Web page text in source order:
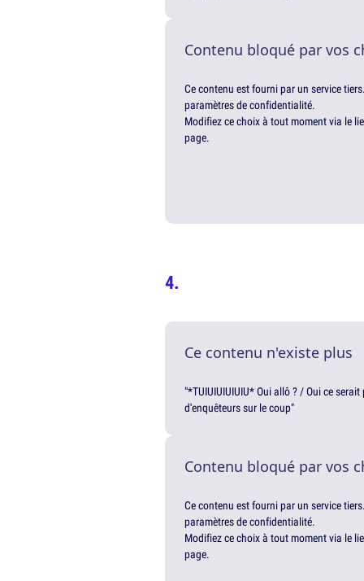
Contenu bloqué par vos
Ce contenu est fourni par un service
paramètres de confidentialité.
Modifiez ce choix à tout moment via le
page.
Ce contenu n'existe plus
"*TUIUIUIUIUIU* Oui allô ? / Oui ce
d'enquêteurs sur le coup"
Contenu bloqué par vos
Ce contenu est fourni par un service
paramètres de confidentialité.
Modifiez ce choix à tout moment via le
page.